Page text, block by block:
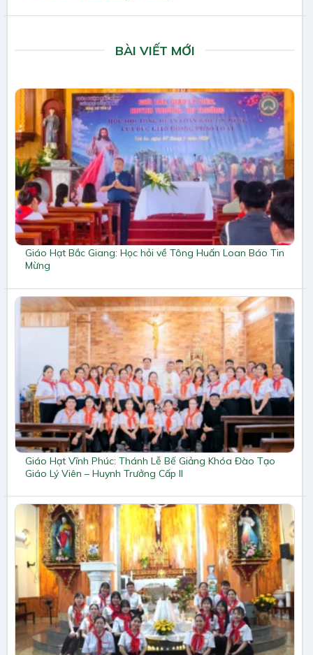
BÀI VIẾT MỚI
Giáo Hạt Bắc Giang: Học hỏi về Tông Huấn Loan Báo Tin
Mừng
Giáo Hạt Vĩnh Phúc: Thánh Lễ Bế Giảng Khóa Đào Tạo
Giáo Lý Viên – Huynh Trưởng Cấp II